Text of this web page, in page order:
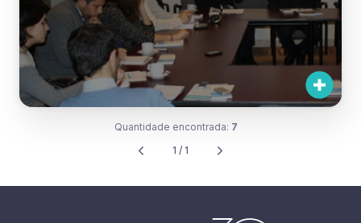
Quantidade encontrada: 7
1 / 1